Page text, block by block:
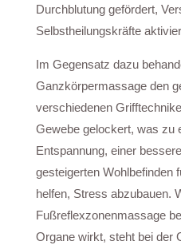
Durchblutung gefördert,
Selbstheilungskräfte
Im Gegensatz dazu
Ganzkörpermassage den
verschiedenen
Gewebe gelockert, was zu
Entspannung, einer
gesteigerten Wohlbefinden
helfen, Stress abzubauen.
Fußreflexzonenmassage
Organe wirkt, steht bei der